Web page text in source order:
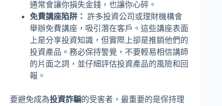
通常會讓你損失金錢，也讓你心碎。
免費講座陷阱： 許多投資公司或理財機構會
舉辦免費講座，吸引潛在客戶。這些講座表面
上是分享投資知識，但實際上卻是推銷他們的
投資產品。務必保持警覺，不要輕易相信講師
的片面之詞，並仔細評估投資產品的風險和回
報。
要避免成為投資詐騙的受害者，最重要的是保持理